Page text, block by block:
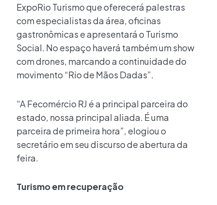
ExpoRio Turismo que oferecerá palestras
com especialistas da área, oficinas
gastronômicas e apresentará o Turismo
Social. No espaço haverá também um show
com drones, marcando a continuidade do
movimento “Rio de Mãos Dadas”.
“A Fecomércio RJ é a principal parceira do
estado, nossa principal aliada. É uma
parceira de primeira hora”, elogiou o
secretário em seu discurso de abertura da
feira.
Turismo em recuperação